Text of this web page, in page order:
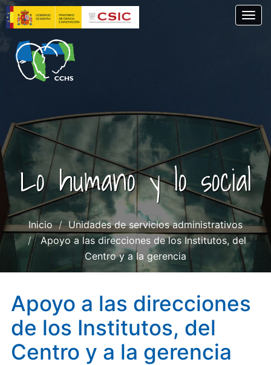
Pasar
al
contenido
principal
Lo humano y lo social
Inicio
Unidades de servicios administrativos
Apoyo a las direcciones de los Institutos, del
Centro y a la gerencia
Apoyo a las direcciones
de los Institutos, del
Centro y a la gerencia